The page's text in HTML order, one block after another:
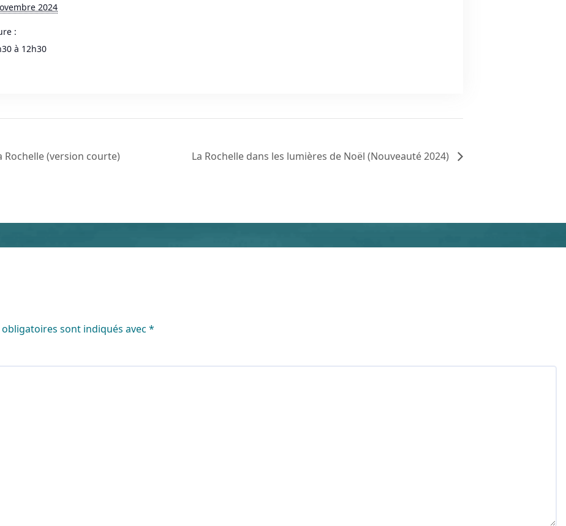
2024
:
à 12h30
Rochelle (version courte) La Rochelle dans les lumières de Noël (Nouveauté 2024)
obligatoires sont indiqués avec *